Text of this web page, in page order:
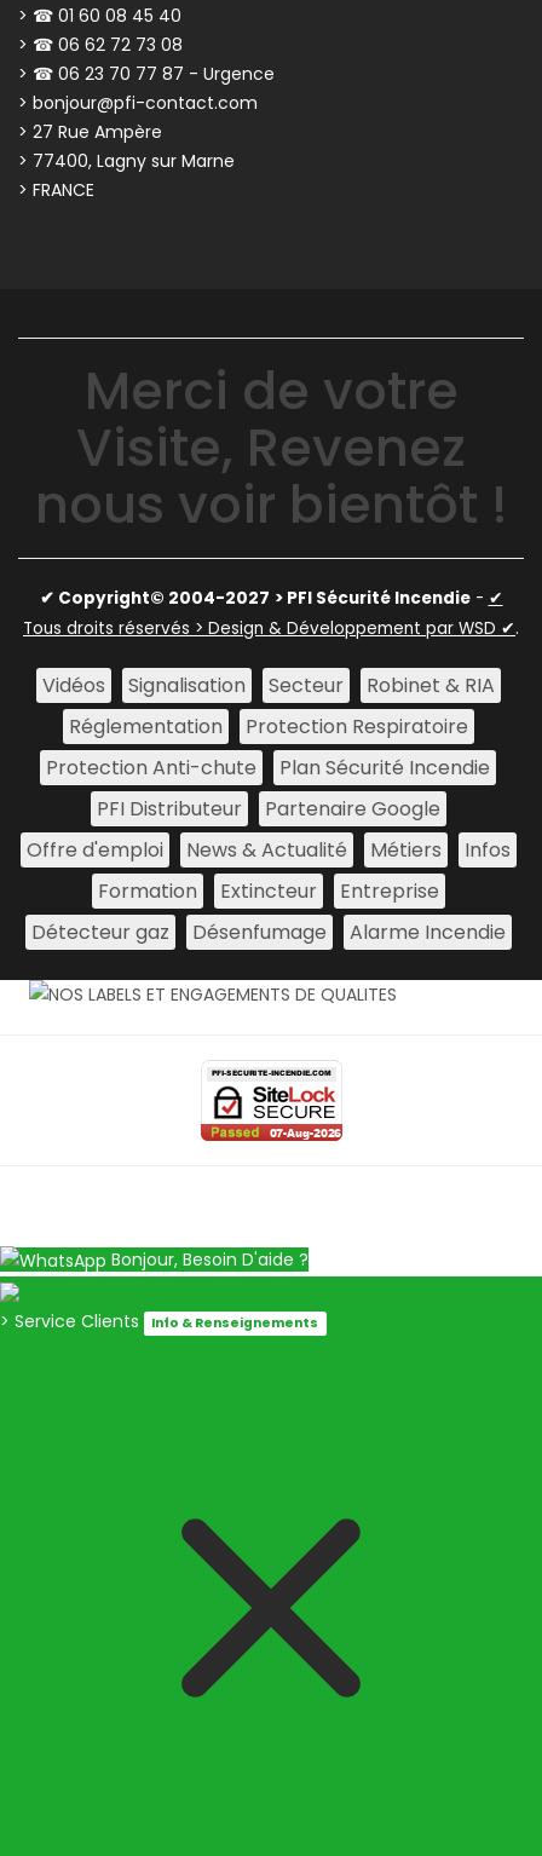
> ☎ 01 60 08 45 40
> ☎ 06 62 72 73 08
> ☎ 06 23 70 77 87 - Urgence
> bonjour@pfi-contact.com
> 27 Rue Ampère
> 77400, Lagny sur Marne
> FRANCE
Merci de votre
Visite, Revenez
nous voir bientôt !
✔ Copyright© 2004-2027 > PFI Sécurité Incendie- ✔
Tous droits réservés > Design & Développement par WSD ✔.
Vidéos Signalisation Secteur
Robinet & RIA
Réglementation
Protection Respiratoire
Protection Anti-chute
Plan Sécurité Incendie
PFI Distributeur
Partenaire Google
Offre d'emploi
News & Actualité Métiers
Infos
Formation
Extincteur
Entreprise
Détecteur gaz
Désenfumage Alarme Incendie
Bonjour, Besoin D'aide ?
> Service Clients Info & Renseignements